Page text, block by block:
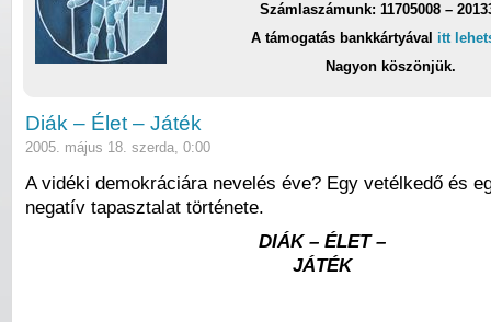
Számlaszámunk: 11705008 –
A támogatás bankkártyával itt
Nagyon köszönjük.
Diák – Élet – Játék
2005. május 18. szerda, 0:00
A vidéki demokráciára nevelés éve? Egy vetélkedő és
negatív tapasztalat története.
DIÁK – ÉLET –
JÁTÉK